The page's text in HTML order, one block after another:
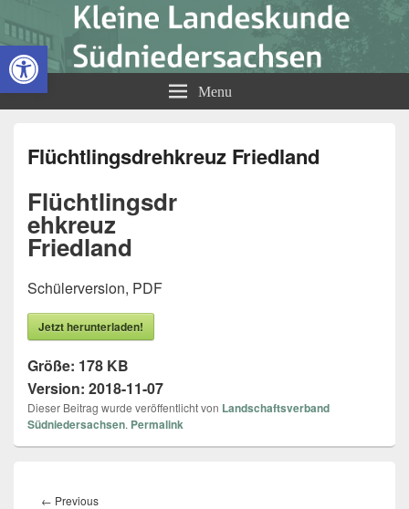
Open toolbar
Kleine Landeskunde
Südniedersachsen
Menu
Flüchtlingsdrehkreuz Friedland
Flüchtlingsdr
ehkreuz
Friedland
Schülerversion, PDF
Jetzt herunterladen!
Größe: 178 KB
Version: 2018-11-07
Dieser Beitrag wurde veröffentlicht von Landschaftsverband
Südniedersachsen. Permalink
← Previous